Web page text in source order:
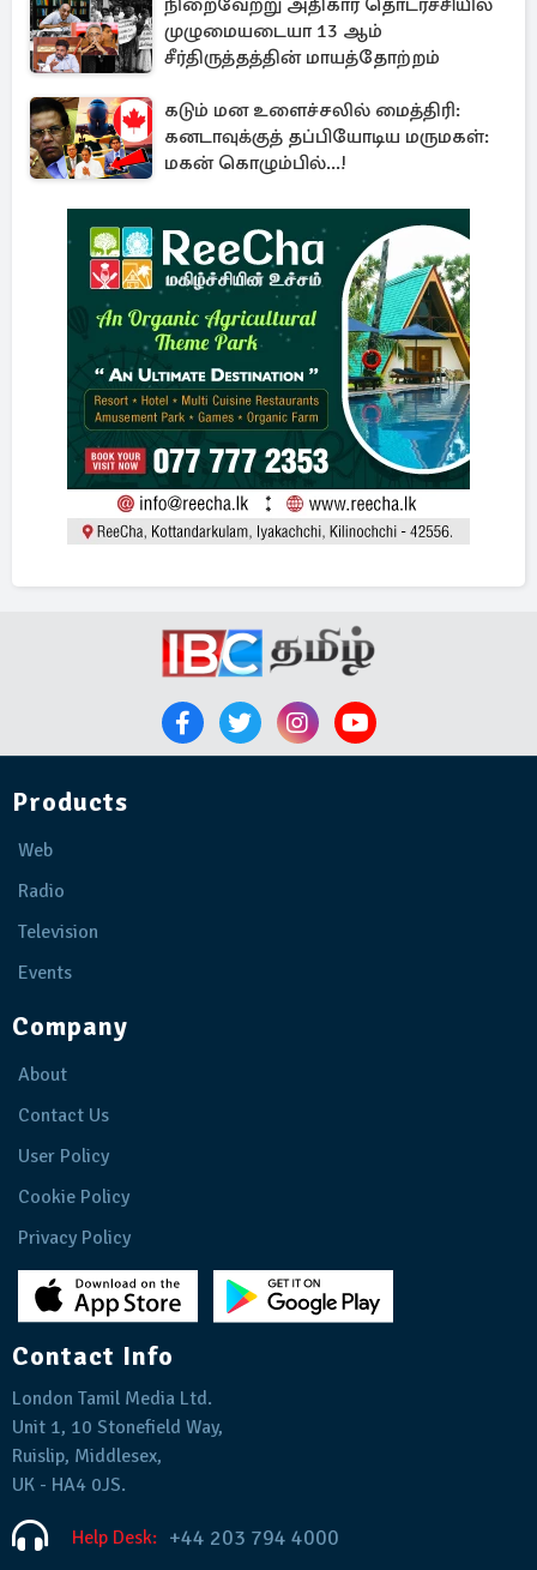
நிறைவேற்று அதிகார தொடர்ச்சியில்
முழுமையடையா 13 ஆம்
சீர்திருத்தத்தின் மாயத்தோற்றம்
கடும் மன உளைச்சலில் மைத்திரி:
கனடாவுக்குத் தப்பியோடிய மருமகள்:
மகன் கொழும்பில்...!
Products
Web
Radio
Television
Events
Company
About
Contact Us
User Policy
Cookie Policy
Privacy Policy
Contact Info
London Tamil Media Ltd.
Unit 1, 10 Stonefield Way,
Ruislip, Middlesex,
UK - HA4 0JS.
Help Desk: +44 203 794 4000